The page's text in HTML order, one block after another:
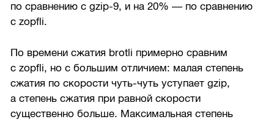
по сравнению с gzip-9, и на 20% — по сравнению
с zopfli.
По времени сжатия brotli примерно сравним
с zopfli, но с большим отличием: малая степень
сжатия по скорости чуть-чуть уступает gzip,
а степень сжатия при равной скорости
существенно больше. Максимальная степень